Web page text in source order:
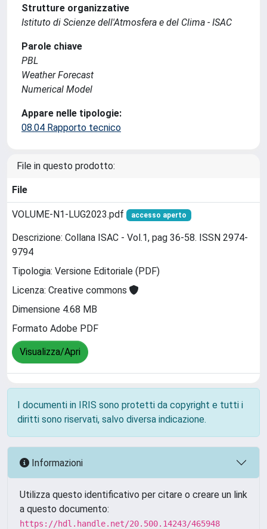
Strutture organizzative
Istituto di Scienze dell'Atmosfera e del Clima - ISAC
Parole chiave
PBL
Weather Forecast
Numerical Model
Appare nelle tipologie:
08.04 Rapporto tecnico
File in questo prodotto:
File
VOLUME-N1-LUG2023.pdf accesso aperto
Descrizione: Collana ISAC - Vol.1, pag 36-58. ISSN 2974-
9794
Tipologia: Versione Editoriale (PDF)
Licenza: Creative commons
Dimensione 4.68 MB
Formato Adobe PDF
Visualizza/Apri
I documenti in IRIS sono protetti da copyright e tutti i
diritti sono riservati, salvo diversa indicazione.
Informazioni
Utilizza questo identificativo per citare o creare un link
a questo documento:
https://hdl.handle.net/20.500.14243/465948